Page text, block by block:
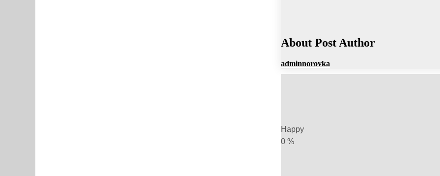
About Post Author
adminnorovka
Happy
0 %